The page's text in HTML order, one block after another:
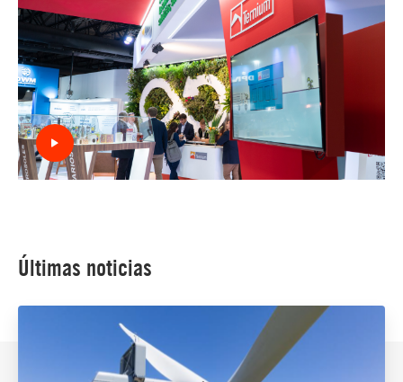
Últimas noticias